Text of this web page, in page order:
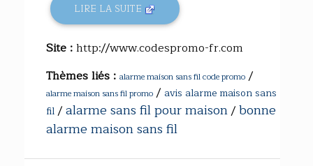
LIRE LA SUITE
Site :http://www.codespromo-fr.com
Thèmes liés : alarme maison sans fil code promo /
alarme maison sans fil promo / avis alarme maison sans
fil/alarme sans fil pour maison/bonne
alarme maison sans fil